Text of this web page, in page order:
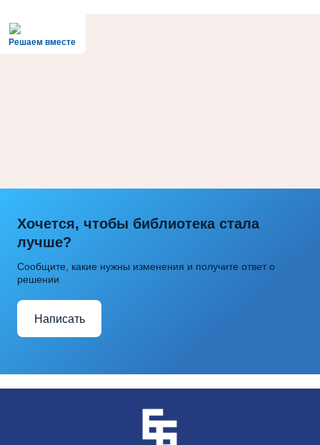
Решаем вместе
Хочется, чтобы библиотека стала
лучше?
Сообщите, какие нужны изменения и получите ответ о
решении
Написать